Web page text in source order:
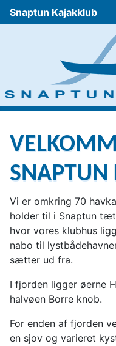
SNAPTUN
Vi er omkring 70
holder til i Snaptun
hvor vores klubhus
nabo til
sætter ud fra.
I fjorden ligger øerne
halvøen Borre knob.
For enden af fjorden
en sjov og varieret
Snaptun Kajakklub